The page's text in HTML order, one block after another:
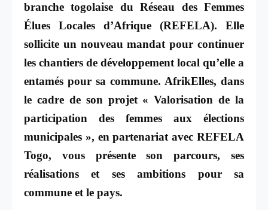
branche togolaise du Réseau des Femmes
Élues Locales d’Afrique (REFELA). Elle
sollicite un nouveau mandat pour continuer
les chantiers de développement local qu’elle a
entamés pour sa commune. AfrikElles, dans
le cadre de son projet « Valorisation de la
participation des femmes aux élections
municipales », en partenariat avec REFELA
Togo, vous présente son parcours, ses
réalisations et ses ambitions pour sa
commune et le pays.